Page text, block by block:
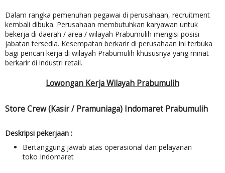
Dalam rangka pemenuhan pegawai di perusahaan, recruitment
kembali dibuka. Perusahaan membutuhkan karyawan untuk
bekerja di daerah / area / wilayah Prabumulih mengisi posisi
jabatan tersedia. Kesempatan berkarir di perusahaan ini terbuka
bagi pencari kerja di wilayah Prabumulih khususnya yang minat
berkarir di industri retail.
Lowongan Kerja Wilayah Prabumulih
Store Crew (Kasir / Pramuniaga) Indomaret Prabumulih
Deskripsi pekerjaan :
Bertanggung jawab atas operasional dan pelayanan
toko Indomaret